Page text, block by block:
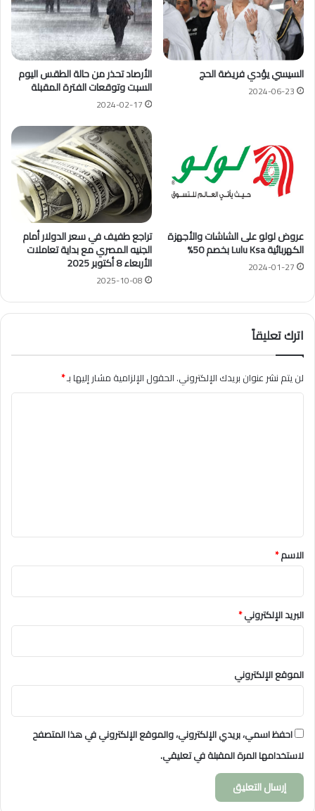
السيسي يؤدي فريضة الحج
2024-06-23
الأرصاد تحذر من حالة الطقس اليوم
السبت وتوقعات الفترة المقبلة
2024-02-17
عروض لولو على الشاشات والأجهزة
الكهربائية Lulu Ksa بخصم 50%
2024-01-27
تراجع طفيف في سعر الدولار أمام
الجنيه المصري مع بداية تعاملات
الأربعاء 8 أكتوبر 2025
2025-10-08
اترك تعليقاً
لن يتم نشر عنوان بريدك الإلكتروني.الحقول الإلزامية مشار إليها بـ*
*
الاسم*
البريد الإلكتروني*
الموقع الإلكتروني
احفظ اسمي، بريدي الإلكتروني، والموقع الإلكتروني في هذا المتصفح
لاستخدامها المرة المقبلة في تعليقي.